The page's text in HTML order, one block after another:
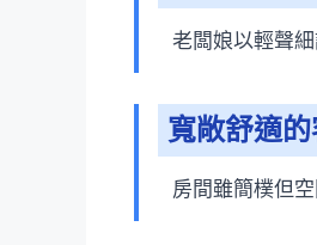
老闆娘以輕聲
寬敞舒適
房間雖簡樸但